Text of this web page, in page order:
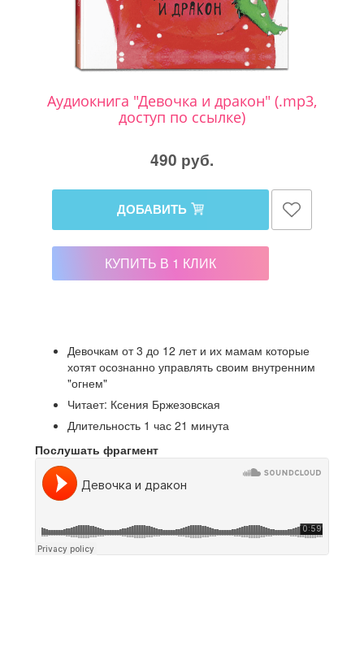
Аудиокнига "Девочка и дракон" (.mp3,
доступ по ссылке)
490 руб.
ДОБАВИТЬ
КУПИТЬ В 1 КЛИК
Девочкам от 3 до 12 лет и их мамам которые
хотят осознанно управлять своим внутренним
"огнем"
Читает: Ксения Бржезовская
Длительность 1 час 21 минута
Послушать фрагмент